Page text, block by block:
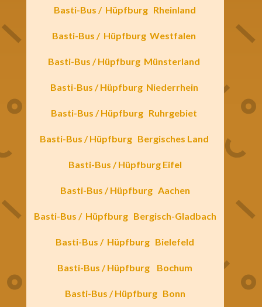
Basti-Bus / Hüpfburg Rheinland
Basti-Bus / HüpfburgWestfalen
Basti-Bus / Hüpfburg Münsterland
Basti-Bus / Hüpfburg Niederrhein
Basti-Bus / Hüpfburg Ruhrgebiet
Basti-Bus / Hüpfburg Bergisches Land
Basti-Bus / Hüpfburg Eifel
Basti-Bus / Hüpfburg Aachen
Basti-Bus / Hüpfburg Bergisch-Gladbach
Basti-Bus / Hüpfburg Bielefeld
Basti-Bus / Hüpfburg Bochum
Basti-Bus / Hüpfburg Bonn